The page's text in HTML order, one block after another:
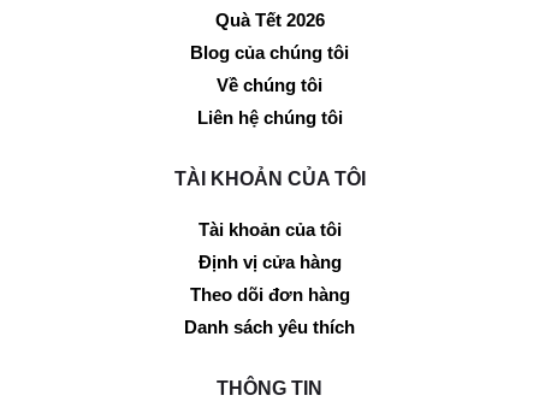
Quà Tết 2026
Blog của chúng tôi
Về chúng tôi
Liên hệ chúng tôi
TÀI KHOẢN CỦA TÔI
Tài khoản của tôi
Định vị cửa hàng
Theo dõi đơn hàng
Danh sách yêu thích
THÔNG TIN